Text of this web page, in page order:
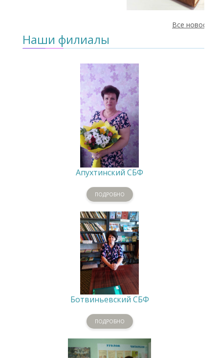
Все новости
Наши филиалы
Апухтинский СБФ
ПОДРОБНО
Ботвиньевский СБФ
ПОДРОБНО